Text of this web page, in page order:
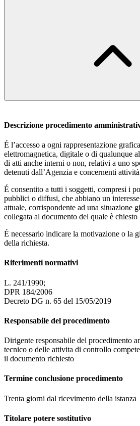
Descrizione procedimento
É l’accesso a ogni rappresentazione
elettromagnetica, digitale o di qualunque
di atti anche interni o non, relativi a uno
detenuti dall’Agenzia e concernenti
É consentito a tutti i soggetti, compresi i
pubblici o diffusi, che abbiano un
attuale, corrispondente ad una situazione
collegata al documento del quale è chiesto
É necessario indicare la motivazione o la
della richiesta.
Riferimenti normativi
L. 241/1990;
DPR 184/2006
Decreto DG n. 65 del 15/05/2019
Responsabile del procedimento
Dirigente responsabile del procedimento
tecnico o delle attivita di controllo
il documento richiesto
Termine conclusione procedimento
Trenta giorni dal ricevimento della istanza
Titolare potere sostitutivo